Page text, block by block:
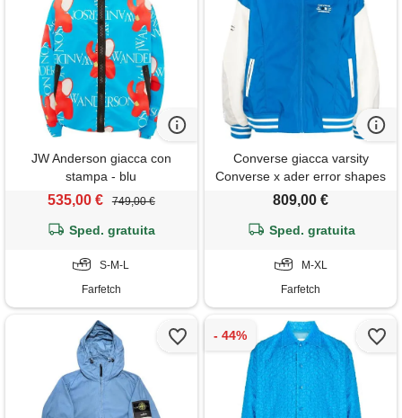
JW Anderson giacca con
stampa - blu
535,00 € 749,00 €
Sped. gratuita
S-M-L
Farfetch
Converse giacca varsity
Converse x ader error shapes
- blu
809,00 €
Sped. gratuita
M-XL
Farfetch